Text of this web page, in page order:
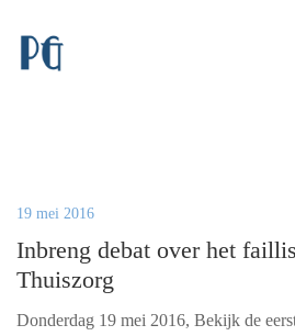
19 mei 2016
Inbreng debat over het
Thuiszorg
Donderdag 19 mei 2016, Bekijk de